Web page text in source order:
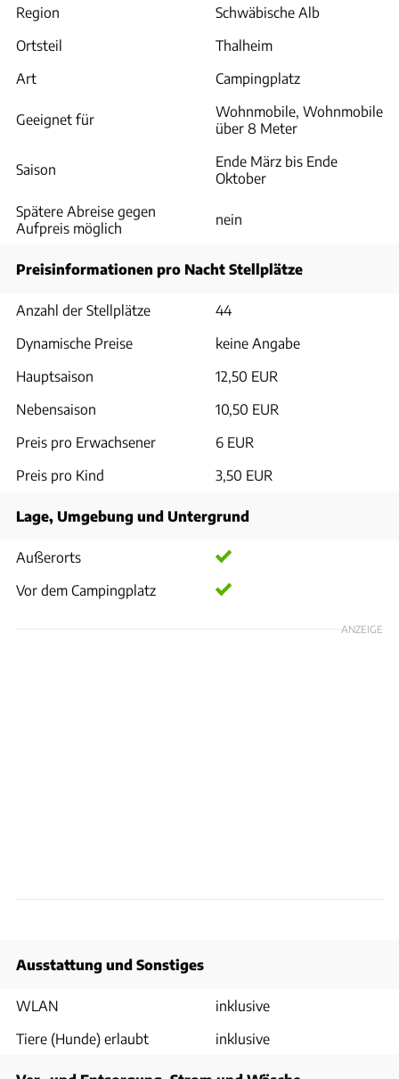
Region
Schwäbische Alb
Ortsteil
Thalheim
Art
Campingplatz
Geeignet für
Wohnmobile, Wohnmobile
über 8 Meter
Saison
Ende März bis Ende
Oktober
Spätere Abreise gegen
Aufpreis möglich
nein
Preisinformationen pro Nacht Stellplätze
Anzahl der Stellplätze
44
Dynamische Preise
keine Angabe
Hauptsaison
12,50 EUR
Nebensaison
10,50 EUR
Preis pro Erwachsener
6 EUR
Preis pro Kind
3,50 EUR
Lage, Umgebung und Untergrund
Außerorts
Vor dem Campingplatz
ANZEIGE
Ausstattung und Sonstiges
WLAN
inklusive
Tiere (Hunde) erlaubt
inklusive